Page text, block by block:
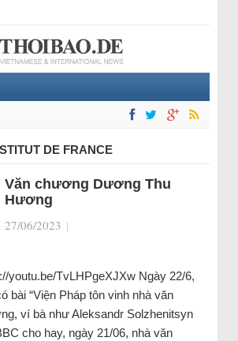
DE FRANCE
Văn chương Dương Thu
Hương
27/06/2023 |
youtu.be/TvLHPgeXJXw Ngày 22/6,
bài “Viện Pháp tôn vinh nhà văn
ví bà như Aleksandr Solzhenitsyn
cho hay, ngày 21/06, nhà văn